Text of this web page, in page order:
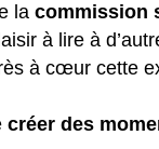
la commission
à lire à
à cœur cette
créer des